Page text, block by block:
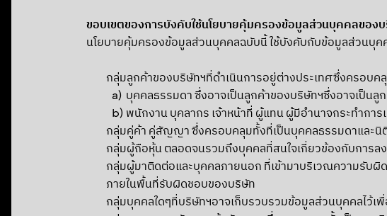
ขอบเขตของการบังคับใช้นโยบายคุ้มครองข้อมูลส่วนบุคคลของ
นโยบายคุ้มครองข้อมูลส่วนบุคคลฉบับนี้ ใช้บังคับกับข้อมูลส่วนบุค
กลุ่มลูกค้าของบริษัทฯที่ดำเนินการอยู่ต่างประเทศซึ่งครอบค
บุคคลธรรมดา ซึ่งอาจเป็นลูกค้าของบริษัทฯซึ่งอาจเป็น
พนักงาน บุคลากร เจ้าหน้าที่ ผู้แทน ผู้มีอำนาจกระทำก
กลุ่มคู่ค้า คู่สัญญา ซึ่งครอบคลุมทั้งที่เป็นบุคคลธรรมดาและนิ
กลุ่มผู้ถือหุ้น ตลอดจนรวมถึงบุคคลที่สนใจเกี่ยวข้องกับการล
กลุ่มผู้มาติดต่อและบุคคลภายนอก ที่เข้ามาบริเวณความรับ
ภายในพื้นที่รับผิดชอบของบริษัท
กลุ่มบุคคลใดๆที่บริษัทฯอาจเก็บรวบรวมข้อมูลส่วนบุคคลไว้เ